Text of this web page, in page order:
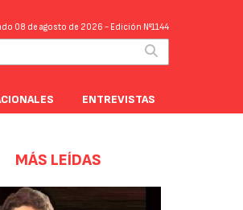
08 de agosto de 2026 - Edición Nº1144
ENTREVISTAS
MÁS LEÍDAS